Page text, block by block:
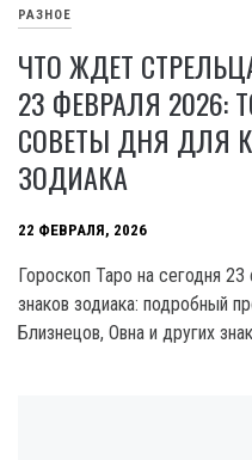
РАЗНОЕ
ЧТО ЖДЕТ
23 ФЕВРАЛЯ 2026:
СОВЕТЫ ДНЯ ДЛЯ
ЗОДИАКА
22 ФЕВРАЛЯ, 2026
Гороскоп Таро на сегодня
знаков зодиака: подробный
Близнецов, Овна и других